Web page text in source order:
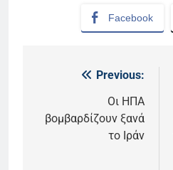
Facebook
ΠλοήγησηPrevious:
Οι ΗΠΑ
βομβαρδίζουν ξανά
το Ιράν